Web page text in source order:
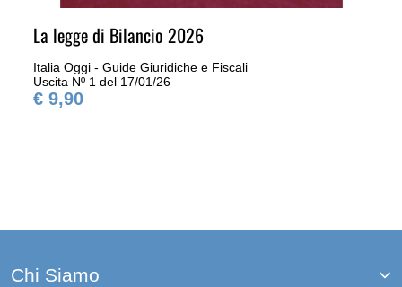
La legge di Bilancio 2026
Italia Oggi - Guide Giuridiche e Fiscali
Uscita Nº 1 del 17/01/26
€ 9,90
Chi Siamo